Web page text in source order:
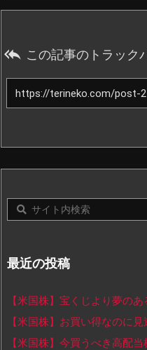
 この記事のトラック
最近の投稿
【米国株】宝くじより夢の
【米国株】お買い得なのに
【米国株】今買うべき高配